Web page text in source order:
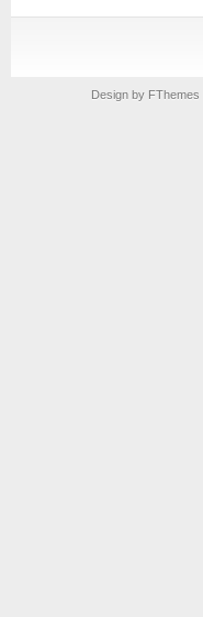
Design by FThemes